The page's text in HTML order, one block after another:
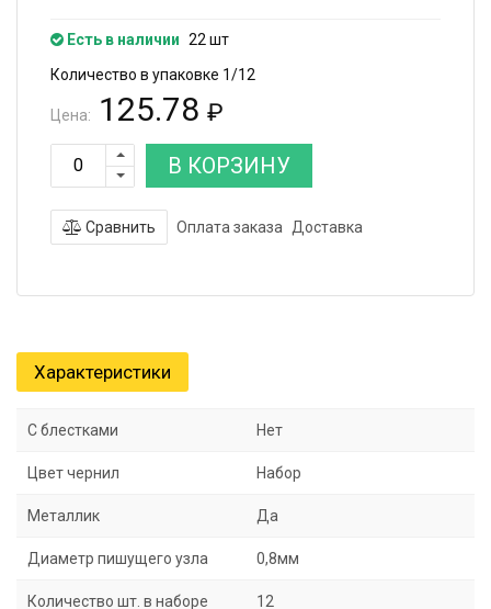
Есть в наличии 22 шт
Количество в упаковке 1/12
Цена: 125.78 ₽
В КОРЗИНУ
Сравнить Оплата заказа Доставка
Характеристики
С блестками Нет
Цвет чернил Набор
Металлик Да
Диаметр пишущего узла 0,8мм
Количество шт. в наборе 12